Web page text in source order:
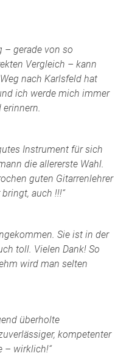
– gerade von so
Vergleich – kann
nach Karlsfeld hat
ich werde mich immer
erinnern.
Instrument für sich
die allererste Wahl.
guten Gitarrenlehrer
auch !!!“
Sie ist in der
toll. Vielen Dank! So
wird man selten
überholte
kompetenter
– wirklich!“